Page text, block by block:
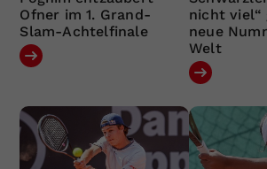
Ofner im 1. Grand-
Slam-Achtelfinale
nicht viel“
neue
Welt